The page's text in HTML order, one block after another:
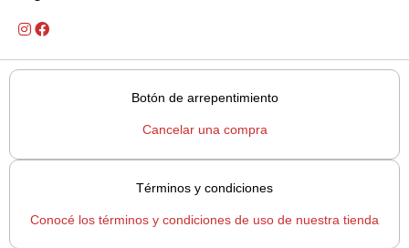
Botón de arrepentimiento
Cancelar una compra
Términos y condiciones
Conocé los términos y condiciones de uso de nuestra tienda